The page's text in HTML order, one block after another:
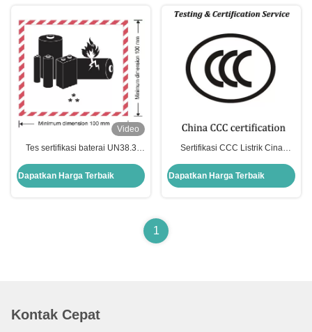
Video
Tes sertifikasi baterai UN38.3
Udara)
Dapatkan Harga Terbaik
Sertifikasi CCC Listrik Cina
Suplemen Sertifikasi Wajib
Dapatkan Harga Terbaik
1
Kontak Cepat